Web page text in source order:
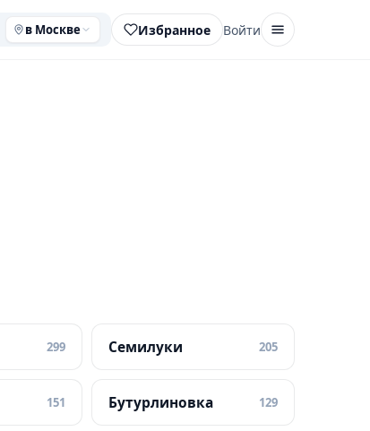
в Москве Избранное Войти
299 Семилуки 205
151 Бутурлиновка 129